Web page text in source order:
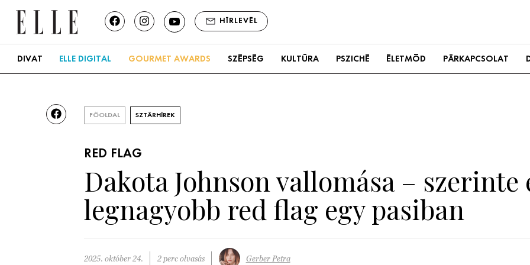
HÍRLEVÉL
DIVAT ELLE DIGITAL GOURMET AWARDS SZÉPSÉG KULTÚRA PSZICHÉ ÉLETMÓD PÁRKAPCSOLAT
FŐOLDAL SZTÁRHÍREK
RED FLAG
Dakota Johnson vallomása – szerinte
legnagyobb red flag egy pasiban
2025. október 24. 2 perc olvasás Gerber Petra